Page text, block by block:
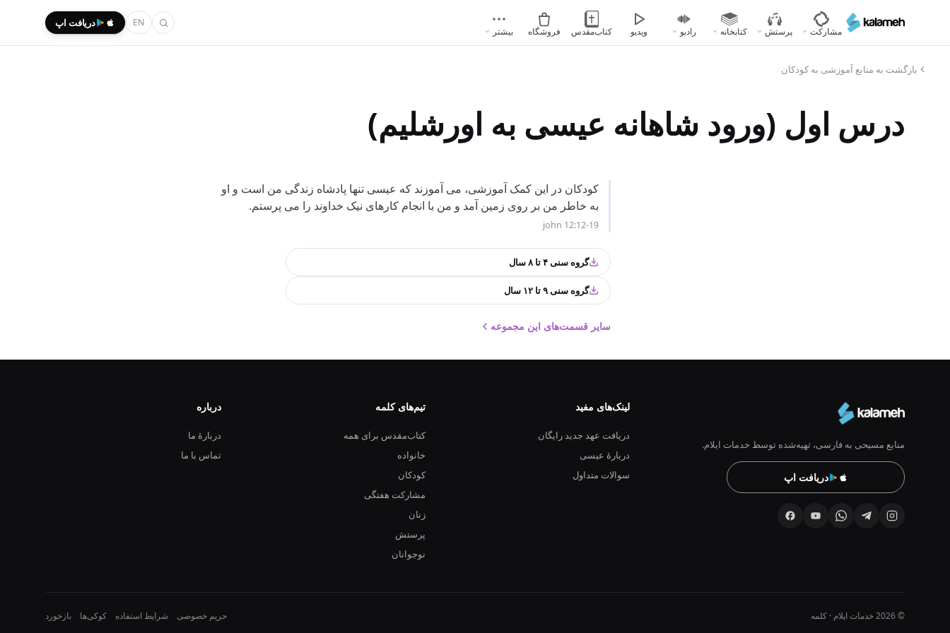
محتوای
مشارکت پرستش کتابخانه رادیو ویدیو کتاب‌مقدس فروشگاه بیشتر
EN دریافت اپ
بازگشت به منابع آموزشی به کودکان
درس اول (ورود شاهانه عیسی به اورشلیم)
کودکان در این کمک آموزشی، می آموزند که عیسی تنها پادشاه زندگی من است و او
به خاطر من بر روی زمین آمد و من با انجام کارهای نیک خداوند را می پرستم.
john 12:12-19
گروه سنی ۴ تا ۸ سال
گروه سنی ۹ تا ۱۲ سال
سایر قسمت‌های این مجموعه
منابع مسیحی به فارسی، تهیه‌شده توسط خدمات ایلام.
دریافت اپ
لینک‌های مفید
دریافت عهد جدید رایگان
دربارهٔ عیسی
سوالات متداول
تیم‌های کلمه
کتاب‌مقدس برای همه
خانواده
کودکان
مشارکت هفتگی
زنان
پرستش
نوجوانان
درباره
دربارهٔ ما
تماس با ما
© 2026 خدمات ایلام · کلمه حریم خصوصی شرایط استفاده کوکی‌ها بازخورد